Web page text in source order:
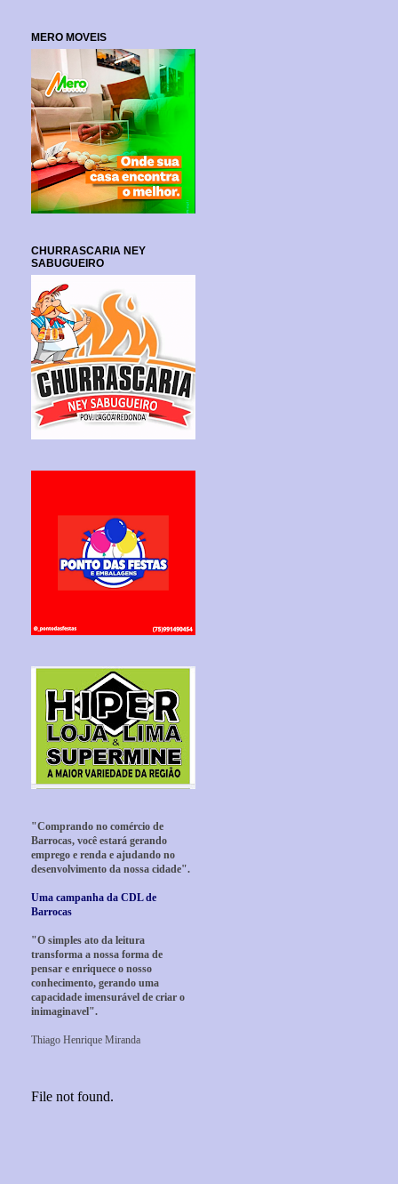
MERO MOVEIS
CHURRASCARIA NEY
SABUGUEIRO
"Comprando no comércio de
Barrocas, você estará gerando
emprego e renda e ajudando no
desenvolvimento da nossa cidade".
Uma campanha da CDL de
Barrocas
"O simples ato da leitura
transforma a nossa forma de
pensar e enriquece o nosso
conhecimento, gerando uma
capacidade imensurável de criar o
inimaginavel".
Thiago Henrique Miranda